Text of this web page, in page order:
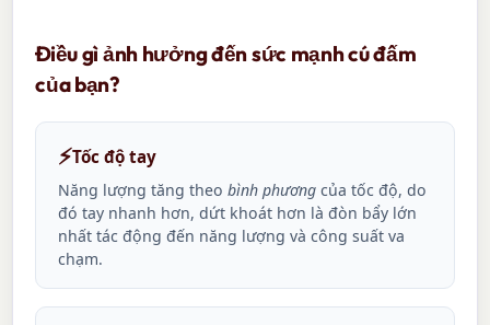
Điều gì ảnh hưởng đến sức mạnh cú đấm
của bạn?
⚡Tốc độ tay
Năng lượng tăng theobình phương của tốc độ, do
đó tay nhanh hơn, dứt khoát hơn là đòn bẩy lớn
nhất tác động đến năng lượng và công suất va
chạm.